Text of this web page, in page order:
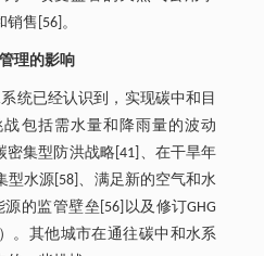
售[56]。
理的影响
统已经认识到，实现碳中和目
包括需水量和降雨量的波动
密集型防洪战略[41]、在干旱年
型水源[58]、满足新的空气和水
的监管壁垒[56]以及修订GHG
。其他城市在通往碳中和水系